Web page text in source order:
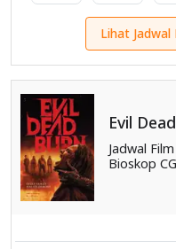
Lihat Jadwal
Evil
Jadwal
Bioskop